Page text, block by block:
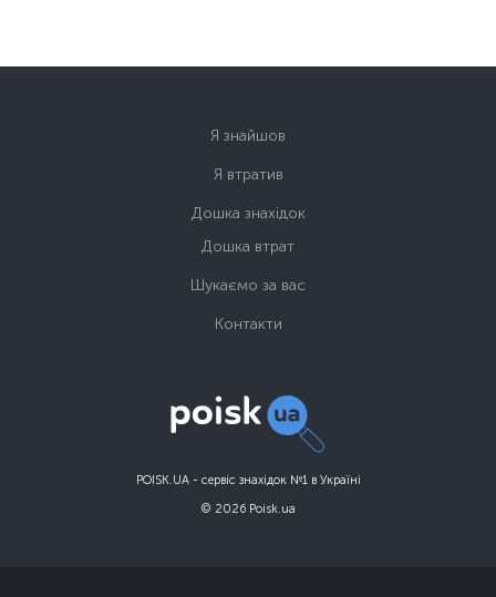
POISK.UA - сервіс знахідок №1 в Україні
© 2026 Poisk.ua
Я знайшов
Я втратив
Дошка знахідок
Дошка втрат
Шукаємо за вас
Контакти